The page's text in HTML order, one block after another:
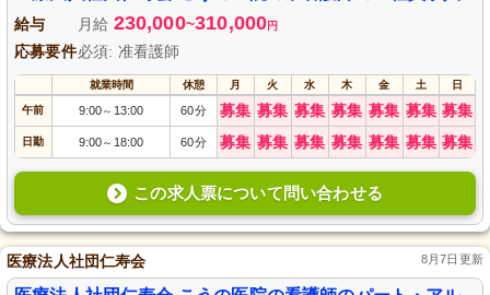
給与 月給 230,000~310,000円
応募要件必須: 准看護師
就業時間 休憩 月 火 水 木 金 土 日
午前 9:00～ 13:00 60分 募集 募集 募集 募集 募集 募集 募集
日勤 9:00～ 18:00 60分 募集 募集 募集 募集 募集 募集 募集
この求人票について問い合わせる
医療法人社団仁寿会 8月7日更新